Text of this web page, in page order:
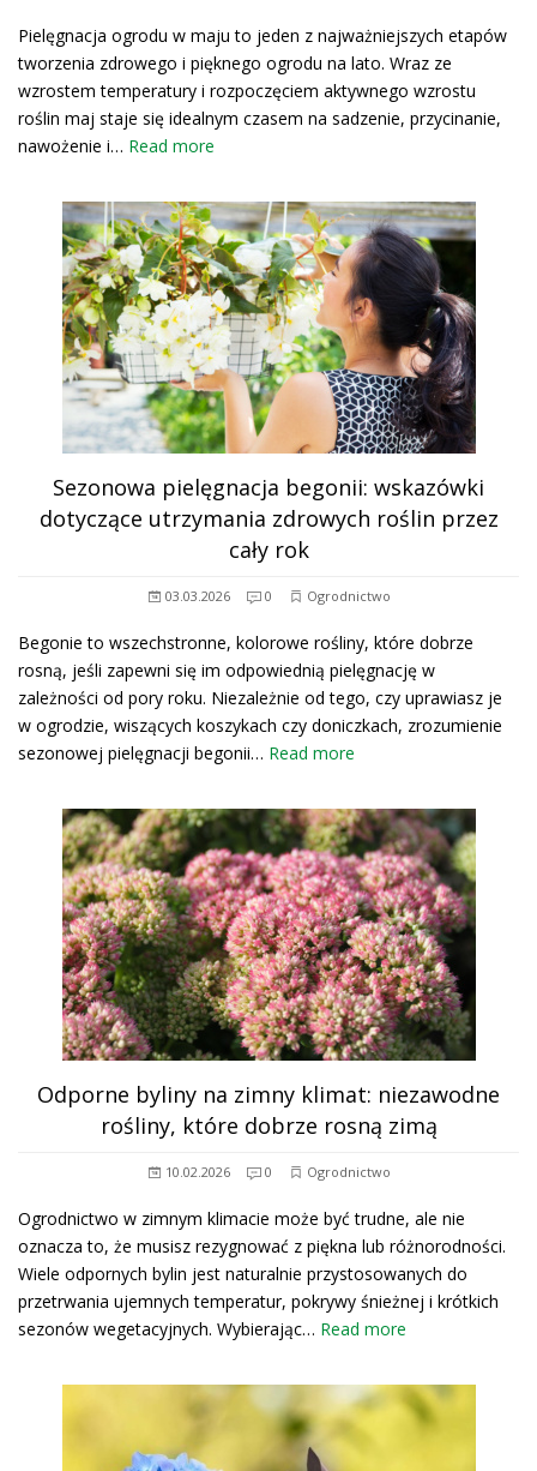
Pielęgnacja ogrodu w maju to jeden z najważniejszych etapów
tworzenia zdrowego i pięknego ogrodu na lato. Wraz ze
wzrostem temperatury i rozpoczęciem aktywnego wzrostu
roślin maj staje się idealnym czasem na sadzenie, przycinanie,
nawożenie i… Read more
Sezonowa pielęgnacja begonii: wskazówki
dotyczące utrzymania zdrowych roślin przez
cały rok
03.03.2026 0 Ogrodnictwo
Begonie to wszechstronne, kolorowe rośliny, które dobrze
rosną, jeśli zapewni się im odpowiednią pielęgnację w
zależności od pory roku. Niezależnie od tego, czy uprawiasz je
w ogrodzie, wiszących koszykach czy doniczkach, zrozumienie
sezonowej pielęgnacji begonii… Read more
Odporne byliny na zimny klimat: niezawodne
rośliny, które dobrze rosną zimą
10.02.2026 0 Ogrodnictwo
Ogrodnictwo w zimnym klimacie może być trudne, ale nie
oznacza to, że musisz rezygnować z piękna lub różnorodności.
Wiele odpornych bylin jest naturalnie przystosowanych do
przetrwania ujemnych temperatur, pokrywy śnieżnej i krótkich
sezonów wegetacyjnych. Wybierając… Read more